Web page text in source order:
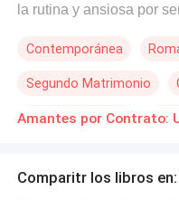
la rutina y ansiosa por
arriesgado como
descubrir si Aiden la
Para que el elija el
hombre que, sin saberlo,
Contemporánea
Segundo Matrimonio
Deseo de Control
Comparitr los libros en: